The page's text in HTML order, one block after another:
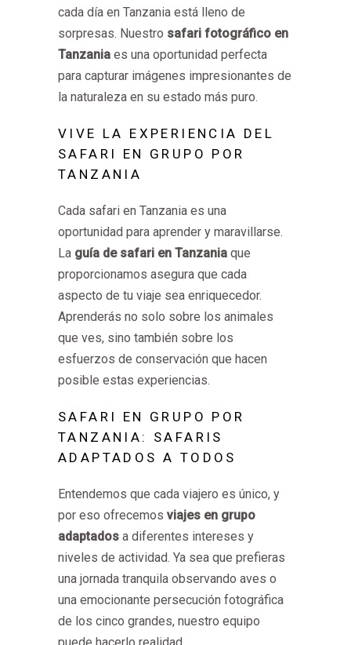
cada día en Tanzania está lleno de
sorpresas. Nuestro safari fotográfico en
Tanzania es una oportunidad perfecta
para capturar imágenes impresionantes de
la naturaleza en su estado más puro.
VIVE LA EXPERIENCIA DEL
SAFARI EN GRUPO POR
TANZANIA
Cada safari en Tanzania es una
oportunidad para aprender y maravillarse.
La guía de safari en Tanzania que
proporcionamos asegura que cada
aspecto de tu viaje sea enriquecedor.
Aprenderás no solo sobre los animales
que ves, sino también sobre los
esfuerzos de conservación que hacen
posible estas experiencias.
SAFARI EN GRUPO POR
TANZANIA: SAFARIS
ADAPTADOS A TODOS
Entendemos que cada viajero es único, y
por eso ofrecemos viajes en grupo
adaptados a diferentes intereses y
niveles de actividad. Ya sea que prefieras
una jornada tranquila observando aves o
una emocionante persecución fotográfica
de los cinco grandes, nuestro equipo